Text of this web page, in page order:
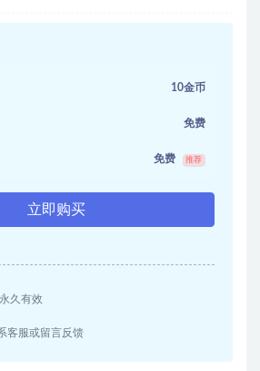
10金币
免费
免费 推荐
立即购买
永久有效
客服或留言反馈